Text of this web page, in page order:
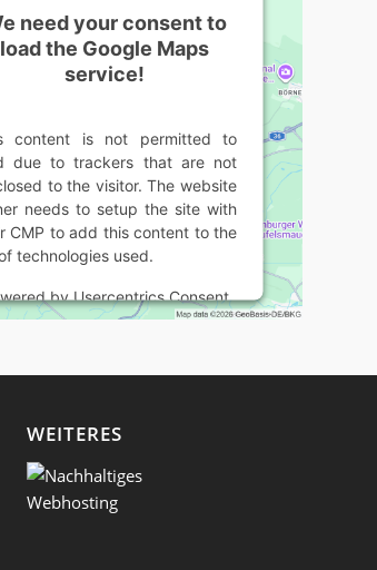
need your consent to
load the Google Maps
service!
content is not permitted to
due to trackers that are not
to the visitor. The website
needs to setup the site with
CMP to add this content to the
technologies used.
byUsercentrics Consent
Management Platform
WEITERES